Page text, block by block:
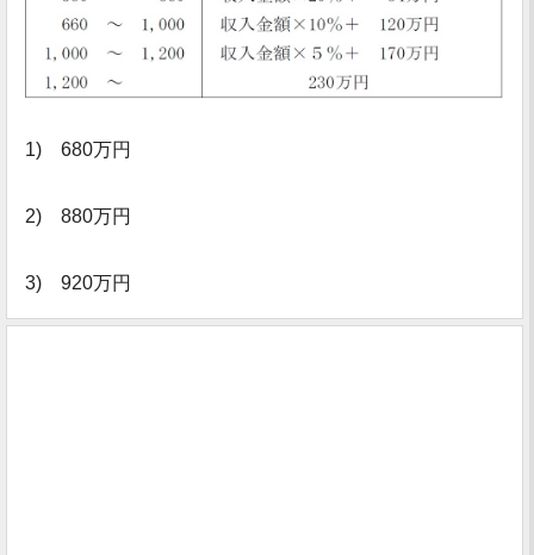
1) 680万円
2) 880万円
3) 920万円